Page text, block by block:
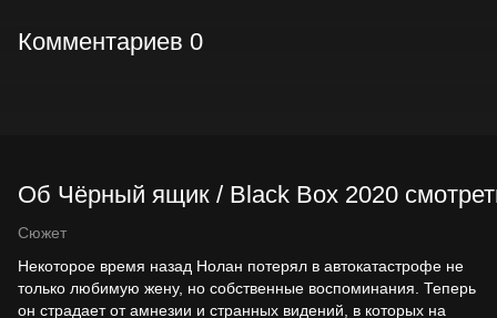
Комментариев 0
Об Чёрный ящик / Black Box 2020
Сюжет
Некоторое время назад Нолан потерял в автокатастрофе не
только любимую жену, но собственные воспоминания. Теперь
он страдает от амнезии и странных видений, в которых на